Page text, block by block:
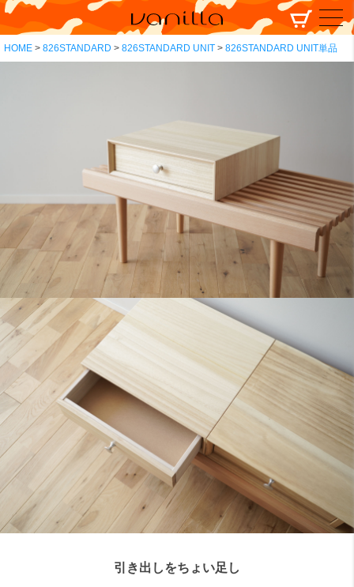
HOME 826STANDARD 826STANDARD UNIT 826STANDARD UNIT単品
引き出しをちょい足し